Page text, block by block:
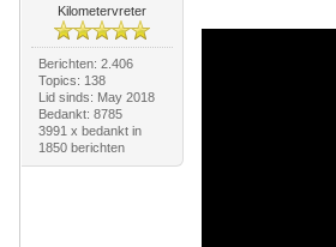
Kilometervreter
Berichten: 2.406
Topics: 138
Lid sinds: May 2018
Bedankt: 8785
3991 x bedankt in
1850 berichten